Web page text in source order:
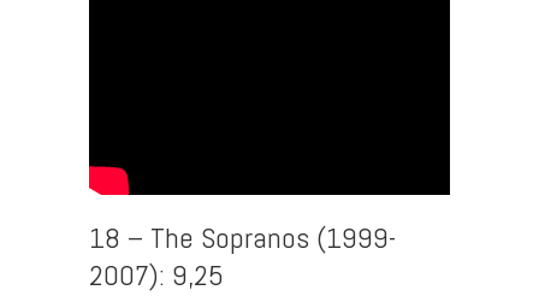
18 – The Sopranos (1999-
2007): 9,25